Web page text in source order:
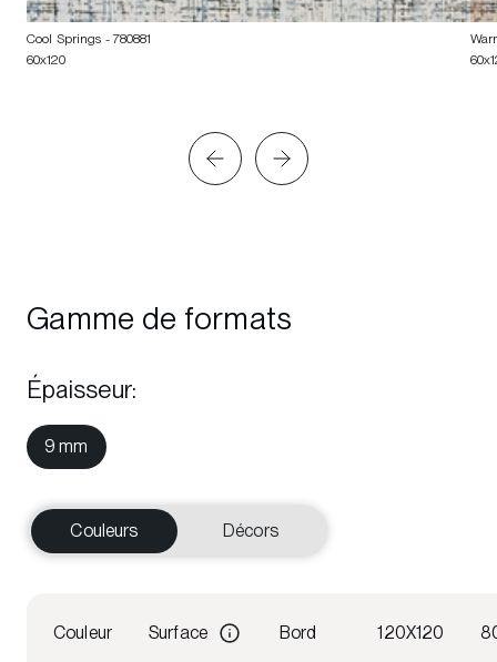
Cool Springs - 780881
60x120
Gamme de formats
Épaisseur:
9 mm
Couleurs Décors
Couleur Surface Bord 120X120